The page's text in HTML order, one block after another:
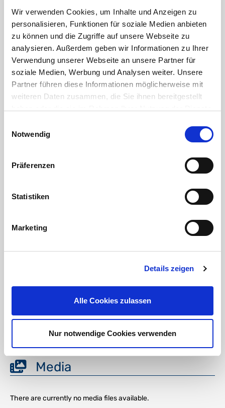
Wir verwenden Cookies, um Inhalte und Anzeigen zu
personalisieren, Funktionen für soziale Medien anbieten
zu können und die Zugriffe auf unsere Webseite zu
analysieren. Außerdem geben wir Informationen zu Ihrer
Verwendung unserer Webseite an unsere Partner für
soziale Medien, Werbung und Analysen weiter. Unsere
Partner führen diese Informationen möglicherweise mit
weiteren Daten zusammen, die Sie ihnen bereitgestellt
Cookies, wenn Sie unsere Webseite weiterhin nutzen.
Notwendig
Präferenzen
Statistiken
Marketing
Details zeigen
Alle Cookies zulassen
Nur notwendige Cookies verwenden
Hose clamp Hose clamp W4,
chrome-nickel steel,
stainless steel V2A
Band width 12mm
W4 - clamping band, housing and screw made of V2A
Robust industrial quality
the screw can also be galvanized for ease of movement
decisive for the correct selection of the hose clamp!
RoHS confirmation HTC
erforderlichen Vorschriften entspricht:
HT CONNECT GmbH & Co. KG
91257 Pegnitz
info@ht-connect.de
Media
There are currently no media files available.